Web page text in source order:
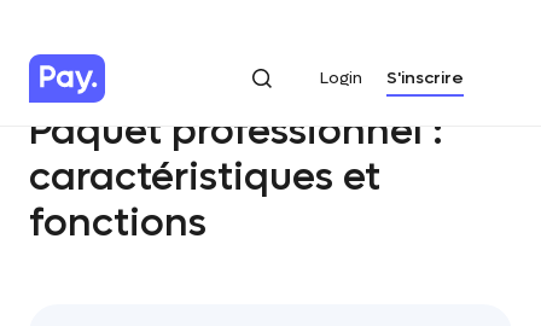
Login S'inscrire
Login S'inscrire
Paquet professionnel :
caractéristiques et
fonctions